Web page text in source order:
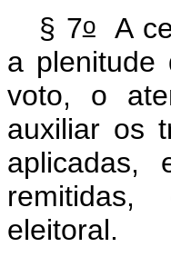
§ 7oA
a plenitude
voto, o
auxiliar os
aplicadas,